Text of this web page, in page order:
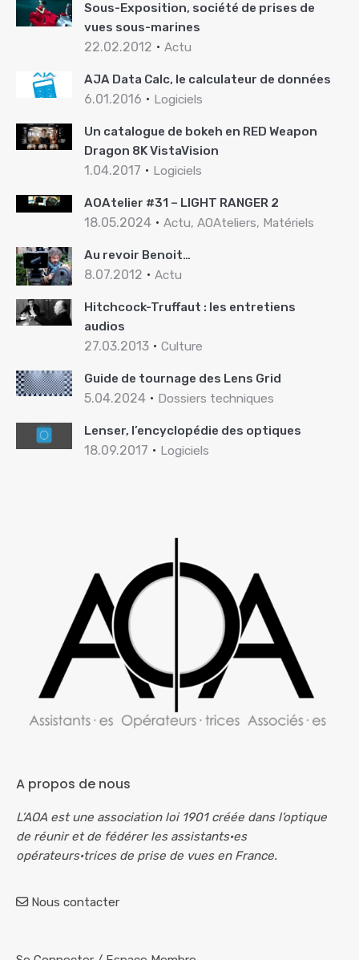
Sous-Exposition, société de prises de
vues sous-marines
22.02.2012 Actu
AJA Data Calc, le calculateur de données
6.01.2016 Logiciels
Un catalogue de bokeh en RED Weapon
Dragon 8K VistaVision
1.04.2017 Logiciels
AOAtelier #31 – LIGHT RANGER 2
18.05.2024 Actu, AOAteliers, Matériels
Au revoir Benoit…
8.07.2012 Actu
Hitchcock-Truffaut : les entretiens
audios
27.03.2013 Culture
Guide de tournage des Lens Grid
5.04.2024 Dossiers techniques
Lenser, l’encyclopédie des optiques
18.09.2017 Logiciels
A propos de nous
L’AOA est une association loi 1901 créée dans l’optique
de réunir et de fédérer les assistants·es
opérateurs·trices de prise de vues en France.
Nous contacter